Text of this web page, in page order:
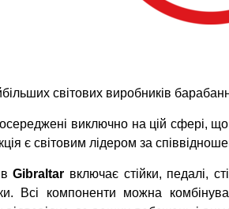
світових виробників
виключно на цій сфері,
є світовим лідером за
Gibraltar включає стійки, педалі,
Всі компоненти можна